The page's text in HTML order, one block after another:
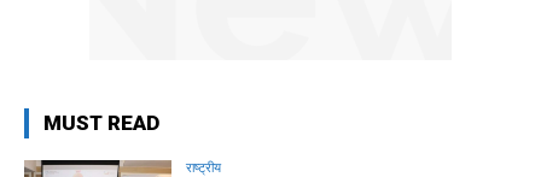
MUST READ
राष्ट्रीय